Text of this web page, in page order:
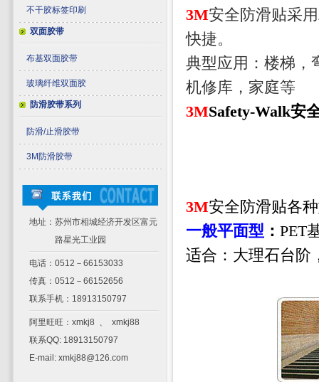
不干胶标签印刷
双面胶带
布基双面胶带
玻璃纤维双面胶
防滑胶带系列
防滑/止滑胶带
3M防滑胶带
地址：苏州市相城经济开发区富元
路星光工业园
电话：0512－66153033
传真：0512－66152656
联系手机：18913150797
阿里旺旺：xmkj8 、 xmkj88
联系QQ: 18913150797
E-mail: xmkj88@126.com
3M安全防滑贴采
快捷。
典型应用：楼梯，
机修库，家庭等
3MSafety-Walk安
3M安全防滑贴各
一般平面型 ： PET
适合：大理石台阶